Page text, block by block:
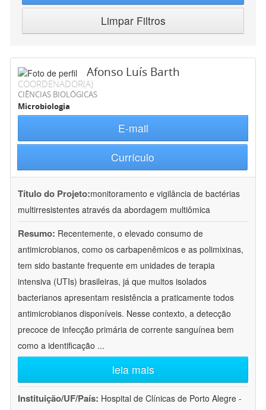
Limpar Filtros
Afonso Luís Barth
COORDENADOR(A)
CIÊNCIAS BIOLÓGICAS
Microbiologia
E-mail
Currículo
Título do Projeto:monitoramento e vigilância de bactérias
multirresistentes através da abordagem multiômica
Resumo: Recentemente, o elevado consumo de
antimicrobianos, como os carbapenêmicos e as polimixinas,
tem sido bastante frequente em unidades de terapia
intensiva (UTIs) brasileiras, já que muitos isolados
bacterianos apresentam resistência a praticamente todos
antimicrobianos disponíveis. Nesse contexto, a detecção
precoce de infecção primária de corrente sanguínea bem
como a identificação ...
leia mais
Instituição/UF/País: Hospital de Clínicas de Porto Alegre -